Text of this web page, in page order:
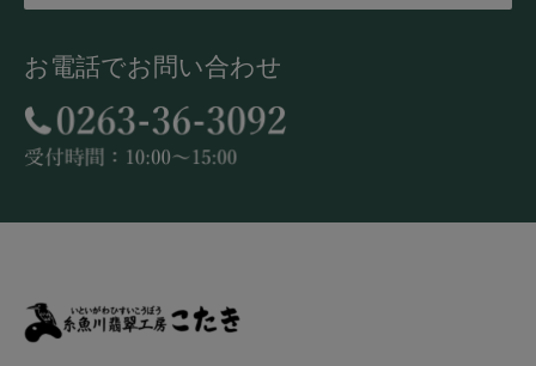
お電話でお問い合わせ